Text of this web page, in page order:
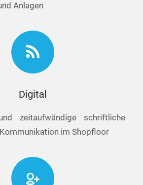
Anlagen
Digital
zeitaufwändige schriftliche
im Shopfloor